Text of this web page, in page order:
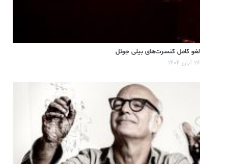
لغو کامل کنسرت‌های بیلی جوئل
۲۶ آبان ۱۴۰۴